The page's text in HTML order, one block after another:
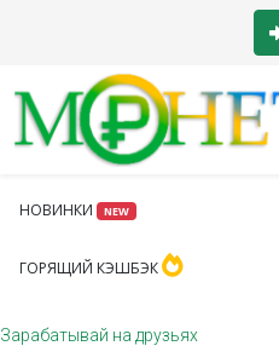
НОВИНКИ NEW
ГОРЯЩИЙ КЭШБЭК
Зарабатывай на друзьях